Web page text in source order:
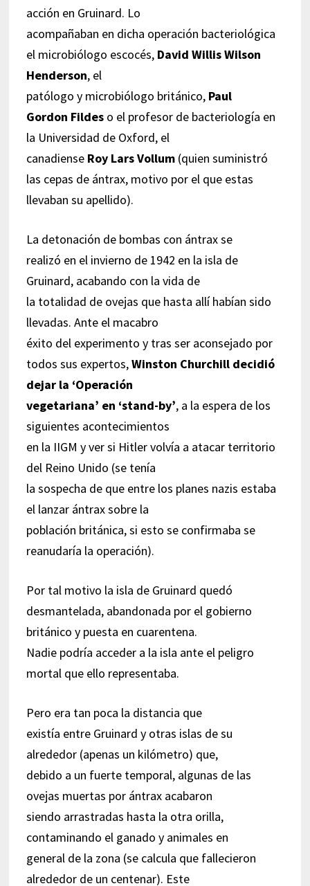
acción en Gruinard. Lo
acompañaban en dicha operación bacteriológica
el microbiólogo escocés, David Willis Wilson
Henderson, el
patólogo y microbiólogo británico, Paul
Gordon Fildes o el profesor de bacteriología en
la Universidad de Oxford, el
canadiense Roy Lars Vollum(quien suministró
las cepas de ántrax, motivo por el que estas
llevaban su apellido).
La detonación de bombas con ántrax se
realizó en el invierno de 1942 en la isla de
Gruinard, acabando con la vida de
la totalidad de ovejas que hasta allí habían sido
llevadas. Ante el macabro
éxito del experimento y tras ser aconsejado por
todos sus expertos,Winston Churchill decidió
dejar la ‘Operación
vegetariana’ en ‘stand-by’, a la espera de los
siguientes acontecimientos
en la IIGM y ver si Hitler volvía a atacar territorio
del Reino Unido (se tenía
la sospecha de que entre los planes nazis estaba
el lanzar ántrax sobre la
población británica, si esto se confirmaba se
reanudaría la operación).
Por tal motivo la isla de Gruinard quedó
desmantelada, abandonada por el gobierno
británico y puesta en cuarentena.
Nadie podría acceder a la isla ante el peligro
mortal que ello representaba.
Pero era tan poca la distancia que
existía entre Gruinard y otras islas de su
alrededor (apenas un kilómetro) que,
debido a un fuerte temporal, algunas de las
ovejas muertas por ántrax acabaron
siendo arrastradas hasta la otra orilla,
contaminando el ganado y animales en
general de la zona (se calcula que fallecieron
alrededor de un centenar). Este